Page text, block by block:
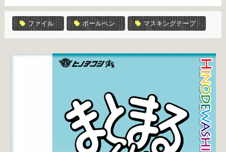
ファイル ボールペン マスキングテープ